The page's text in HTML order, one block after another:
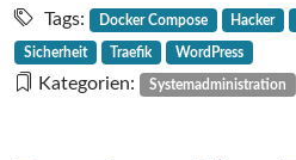
Aussperren
von
unerwünschten
Tags: Docker Compose Hacker
Sicherheit Traefik WordPress
Kategorien: Systemadministration